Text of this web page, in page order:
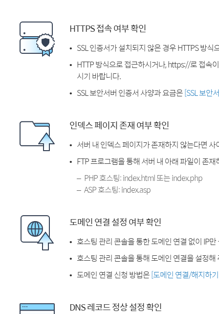
HTTPS 접속 여부 확인
SSL 인증서가 설치되지 않은 경우 HTTPS 방식
HTTP 방식으로 접근하시거나, https://로 접속
시기 바랍니다.
SSL 보안서버 인증서 사양과 요금은[SSL 보안
인덱스 페이지 존재 여부 확인
서버 내 인덱스 페이지가 존재하지 않는다면
FTP 프로그램을 통해 서버 내 아래 파일이 존
PHP 호스팅: index.html 또는 index.php
ASP 호스팅: index.asp
도메인 연결 설정 여부 확인
호스팅 관리 콘솔을 통한 도메인 연결 없이 IP
호스팅 관리 콘솔을 통해 도메인 연결을 설정해
도메인 연결 신청 방법은[도메인 연결/해지하
DNS 레코드 정상 설정 확인